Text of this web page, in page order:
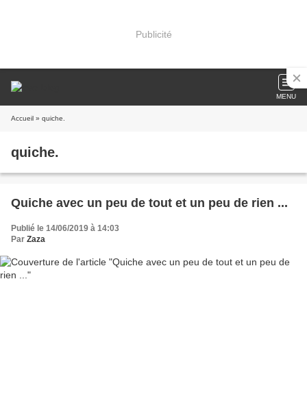
Publicité
MENU
Accueil » quiche.
quiche.
Quiche avec un peu de tout et un peu de rien ...
Publié le 14/06/2019 à 14:03
Par Zaza